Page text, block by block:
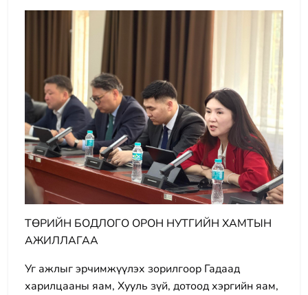
ТӨРИЙН БОДЛОГО ОРОН НУТГИЙН ХАМТЫН
АЖИЛЛАГАА
Уг ажлыг эрчимжүүлэх зорилгоор Гадаад
харилцааны яам, Хууль зүй, дотоод хэргийн яам,